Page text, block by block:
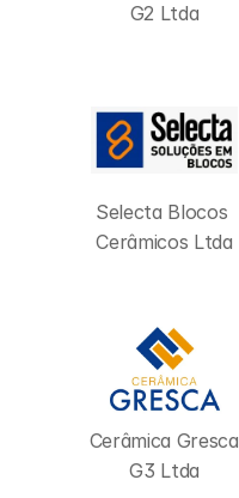
G2 Ltda
Selecta Blocos
Cerâmicos Ltda
Cerâmica Gresca
G3 Ltda